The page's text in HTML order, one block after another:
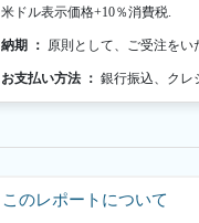
米ドル表示価格+10％消費税.
納期 ： 原則として、ご受注をい
お支払い方法 ： 銀行振込、クレ
このレポートについて